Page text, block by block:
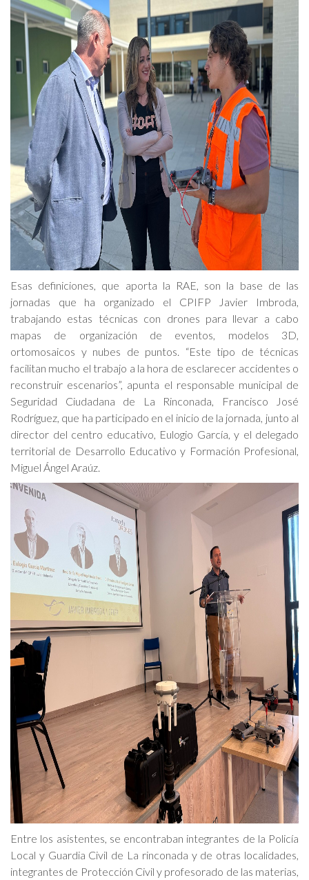
Esas definiciones, que aporta la RAE, son la base de las
jornadas que ha organizado el CPIFP Javier Imbroda,
trabajando estas técnicas con drones para llevar a cabo
mapas de organización de eventos, modelos 3D,
ortomosaicos y nubes de puntos. “Este tipo de técnicas
facilitan mucho el trabajo a la hora de esclarecer accidentes o
reconstruir escenarios”, apunta el responsable municipal de
Seguridad Ciudadana de La Rinconada, Francisco José
Rodríguez, que ha participado en el inicio de la jornada, junto al
director del centro educativo, Eulogio García, y el delegado
territorial de Desarrollo Educativo y Formación Profesional,
Miguel Ángel Araúz.
Entre los asistentes, se encontraban integrantes de la Policía
Local y Guardia Civil de La rinconada y de otras localidades,
integrantes de Protección Civil y profesorado de las materias,